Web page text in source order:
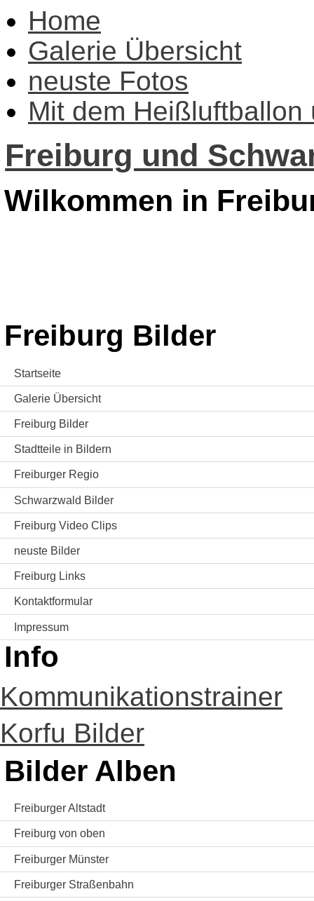
Home
Galerie Übersicht
neuste Fotos
Mit dem Heißluftballon
Freiburg und
Wilkommen in
Freiburg Bilder
Startseite
Galerie Übersicht
Freiburg Bilder
Stadtteile in Bildern
Freiburger Regio
Schwarzwald Bilder
Freiburg Video Clips
neuste Bilder
Freiburg Links
Kontaktformular
Impressum
Info
Kommunikationstrainer
Korfu Bilder
Bilder Alben
Freiburger Altstadt
Freiburg von oben
Freiburger Münster
Freiburger Straßenbahn